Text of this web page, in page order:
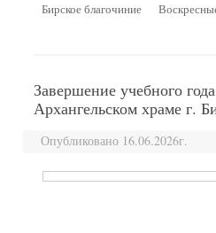
Бирское благочиние
Завершение учебного
Архангельском храме г.
Опубликовано 16.06.2026г.